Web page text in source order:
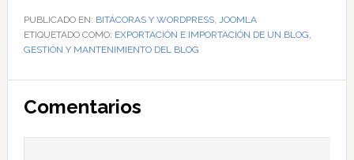
PUBLICADO EN: BITÁCORAS Y WORDPRESS, JOOMLA
ETIQUETADO COMO: EXPORTACIÓN E IMPORTACIÓN DE UN BLOG,
GESTIÓN Y MANTENIMIENTO DEL BLOG
Interacciones
con
Comentarios